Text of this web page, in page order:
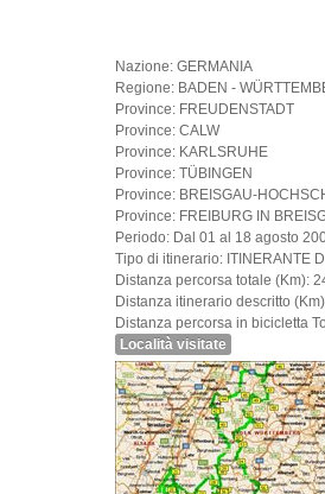
Nazione: GERMANIA
Regione: BADEN -
Province: FREUDENSTADT
Province: CALW
Province: KARLSRUHE
Province: TÜBINGEN
Province: BREISGAU-
Province: FREIBURG IN
Periodo: Dal 01 al 18 agosto
Tipo di itinerario: ITINERANTE
Distanza percorsa totale (Km):
Distanza itinerario descritto
Distanza percorsa in bicicletta
Località visitate